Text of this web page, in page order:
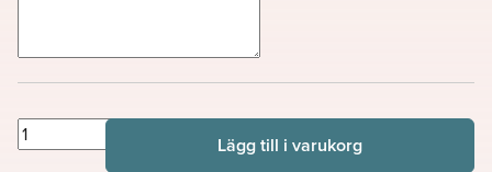
Rosenkär
mängd
Lägg till i varukorg